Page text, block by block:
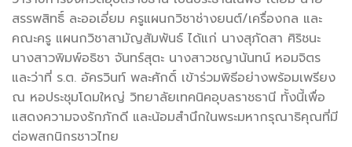
สรรพสิทธิ์ ละออเอี่ยม ครูแผนกวิชาช่างยนต์/เครื่องกล และ
คณะครู แผนกวิชาสามัญสัมพันธ์ ได้แก่ นางสุภัดสา ศิริชนะ
นางสาวพิมพ์อธิชา จันทร์สุตะ นางสาวชญานันทน์ หอมจิตร
และว่าที่ ร.ต. อัครวินท์ พละศักดิ์ เข้าร่วมพิธีอย่างพร้อมเพรียง
ณ หอประชุมโดมใหญ่ วิทยาลัยเทคนิคอุบลราชธานี ทั้งนี้เพื่อ
แสดงความจงรักภักดี และน้อมสำนึกในพระมหากรุณาธิคุณที่มี
ต่อพสกนิกรชาวไทย